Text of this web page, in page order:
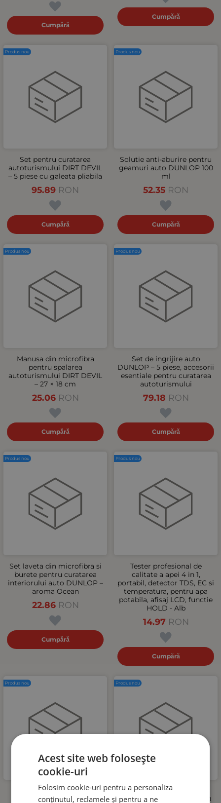
Cumpără
Cumpără
Set pentru curatarea
autoturismului DIRT DEVIL
– 5 piese cu galeata pliabila
95.89 RON
Cumpără
Produs nou
Solutie anti-aburire pentru
geamuri auto DUNLOP 100
ml
52.35 RON
Cumpără
Produs nou
Manusa din microfibra
pentru spalarea
autoturismului DIRT DEVIL
– 27 × 18 cm
25.06 RON
Cumpără
Produs nou
Set de ingrijire auto
DUNLOP – 5 piese, accesorii
esentiale pentru curatarea
autoturismului
79.18 RON
Cumpără
Produs nou
Set laveta din microfibra si
burete pentru curatarea
interiorului auto DUNLOP –
aroma Ocean
22.86 RON
Cumpără
Produs nou
Tester profesional de
calitate a apei 4 in 1,
portabil, detector TDS, EC si
temperatura, pentru apa
potabila, afisaj LCD, functie
HOLD - Alb
14.97 RON
Cumpără
Produs nou
Lance de spumare
profesionala 1L pentru
Produs nou
Furtun de inalta presiune
pentru aparat de spalat, 10
Produs nou
Acest site web folosește
cookie-uri
Folosim cookie-uri pentru a personaliza
conținutul, reclamele și pentru a ne